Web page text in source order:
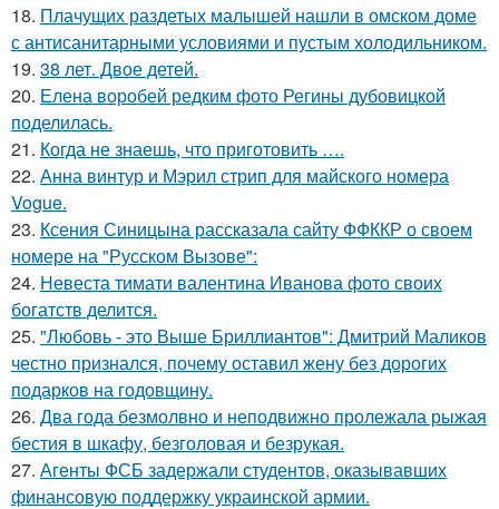
18. Плачущих раздетых малышей нашли в омском доме
с антисанитарными условиями и пустым холодильником.
19. 38 лет. Двое детей.
20. Елена воробей редким фото Регины дубовицкой
поделилась.
21. Когда не знаешь, что приготовить ….
22. Анна винтур и Мэрил стрип для майского номера
Vogue.
23. Ксения Синицына рассказала сайту ФФККР о своем
номере на "Русском Вызове":
24. Невеста тимати валентина Иванова фото своих
богатств делится.
25. "Любовь - это Выше Бриллиантов": Дмитрий Маликов
честно признался, почему оставил жену без дорогих
подарков на годовщину.
26. Два года безмолвно и неподвижно пролежала рыжая
бестия в шкафу, безголовая и безрукая.
27. Агенты ФСБ задержали студентов, оказывавших
финансовую поддержку украинской армии.